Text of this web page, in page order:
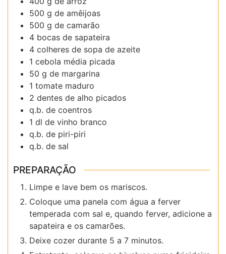
500 g de amêijoas
500 g de camarão
4 bocas de sapateira
4 colheres de sopa de azeite
1 cebola média picada
50 g de margarina
1 tomate maduro
2 dentes de alho picados
q.b. de coentros
1 dl de vinho branco
q.b. de piri-piri
q.b. de sal
PREPARAÇÃO
Limpe e lave bem os mariscos.
Coloque uma panela com água a ferver
temperada com sal e, quando ferver, adicione a
sapateira e os camarões.
Deixe cozer durante 5 a 7 minutos.